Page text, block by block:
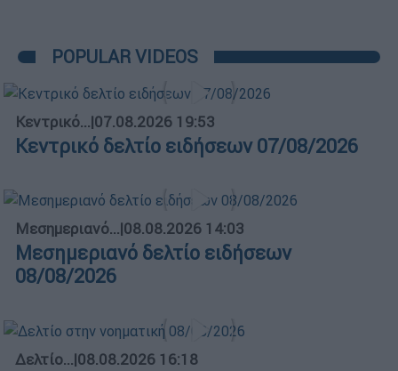
POPULAR VIDEOS
Κεντρικό...|07.08.2026 19:53
Κεντρικό δελτίο ειδήσεων 07/08/2026
Μεσημεριανό...|08.08.2026 14:03
Μεσημεριανό δελτίο ειδήσεων
08/08/2026
Δελτίο...|08.08.2026 16:18